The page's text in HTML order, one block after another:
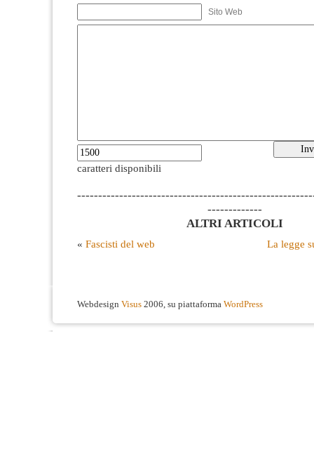
Sito Web
caratteri disponibili
-------------
ALTRI ARTICOLI
« Fascisti del web La legge
Webdesign Visus 2006, su piattaforma WordPress